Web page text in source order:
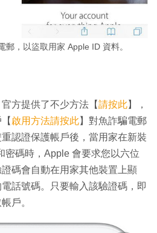
郵，以盜取用家 Apple ID 資料。
方提供了不少方法【請按此】，
啟用方法請按此】對魚詐騙電郵
認證保護帳戶後，當用家在新裝
密碼時，Apple 會要求您以六位
碼會自動在用家其他裝置上顯
話號碼。只要輸入該驗證碼，即
戶。